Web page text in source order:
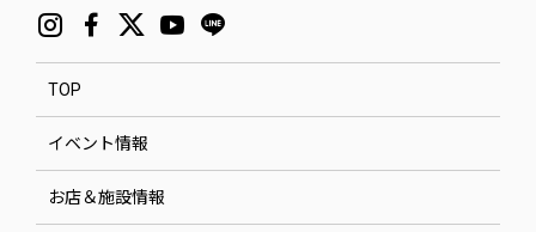
TOP
イベント情報
お店＆施設情報